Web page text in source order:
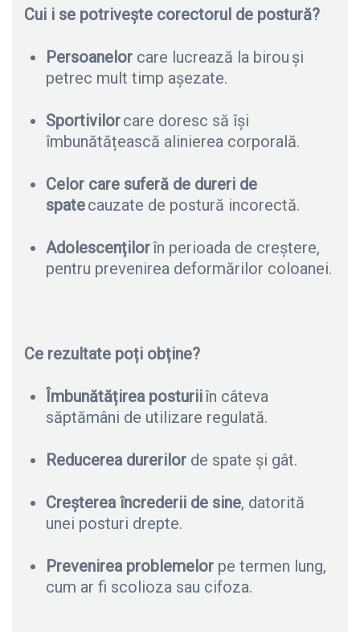
Cui i se potrivește corectorul de postură?
Persoanelor care lucrează la birou și
petrec mult timp așezate.
Sportivilorcare doresc să își
îmbunătățească alinierea corporală.
Celor care suferă de dureri de
spatecauzate de postură incorectă.
Adolescențilorîn perioada de creștere,
pentru prevenirea deformărilor coloanei.
Ce rezultate poți obține?
Îmbunătățirea posturiiîn câteva
săptămâni de utilizare regulată.
Reducerea durerilor de spate și gât.
Creșterea încrederii de sine, datorită
unei posturi drepte.
Prevenirea problemelor pe termen lung,
cum ar fi scolioza sau cifoza.